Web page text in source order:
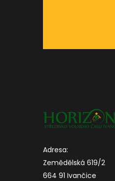
Adresa:
Zemědělská 619/2
664 91 Ivančice